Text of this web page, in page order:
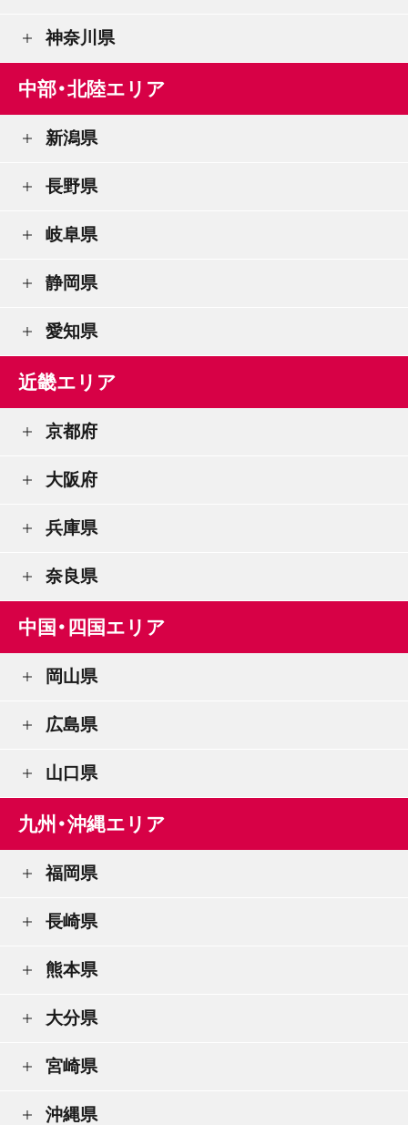
神奈川県
中部・北陸エリア
新潟県
長野県
岐阜県
静岡県
愛知県
近畿エリア
京都府
大阪府
兵庫県
奈良県
中国・四国エリア
岡山県
広島県
山口県
九州・沖縄エリア
福岡県
長崎県
熊本県
大分県
宮崎県
沖縄県